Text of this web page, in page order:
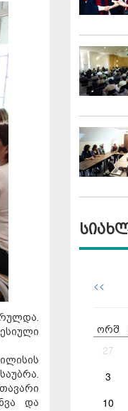
და
<<
ორშ
27
3
10